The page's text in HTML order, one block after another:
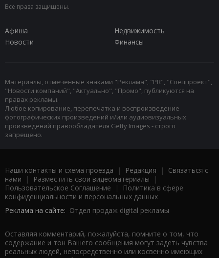
Все права защищены.
Афиша
Недвижимость
Новости
Финансы
Материалы, отмеченные знаками "Реклама", "PR", "Спецпроект",
"Новости компаний", "Актуально", "Промо", публикуются на
правах рекламы.
Любое копирование, перепечатка и воспроизведение
фотографических произведений и/или аудиовизуальных
произведений правообладателя Getty Images - строго
запрещено.
Наши контакты и схема проезда | Редакция | Связаться с
нами | Разместить свои видеоматериалы |
Пользовательское Соглашение |
Политика в сфере
конфиденциальности и персональных данных
Реклама на сайте: Отдел продаж digital рекламы
Оставляя комментарий, пожалуйста, помните о том, что
содержание и тон Вашего сообщения могут задеть чувства
реальных людей, непосредственно или косвенно имеющих